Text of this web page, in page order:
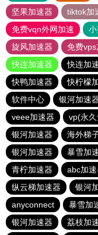
坚果加速器
tiktok加
免费vqn外网加速
旋风加速器
免费vps
快连加速器
快连加
快鸭加速器
快柠檬
软件中心
银河加速
veee加速器
vp(永
银河加速器
海外梯
银河加速器
暴雪加
青柠加速器
abc加速
纵云梯加速器
银河
anyconnect
暴雪加
银河加速器
荔枝加